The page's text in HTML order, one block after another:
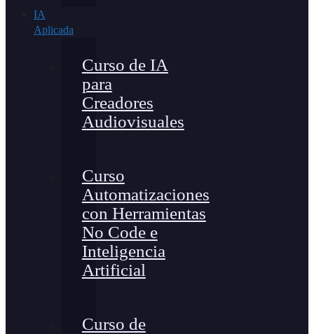
IA
Aplicada
Curso de IA
para
Creadores
Audiovisuales
Curso
Automatizaciones
con Herramientas
No Code e
Inteligencia
Artificial
Curso de